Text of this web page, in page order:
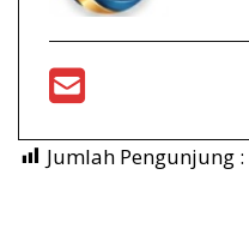
Jumlah Pengunjung :